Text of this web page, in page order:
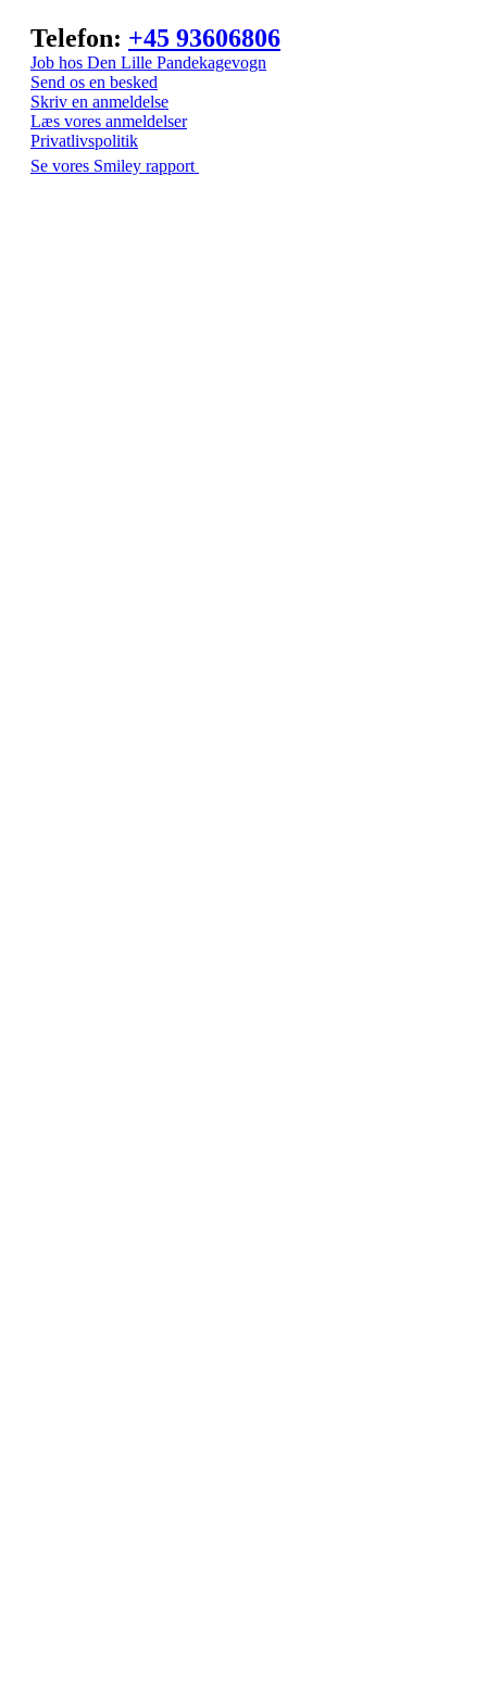
Telefon: +45 93606806
Job hos Den Lille Pandekagevogn
Send os en besked
Skriv en anmeldelse
Læs vores anmeldelser
Privatlivspolitik
Se vores Smiley rapport